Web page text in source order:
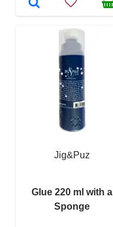
Jig&Puz
Glue 220 ml with a
Sponge